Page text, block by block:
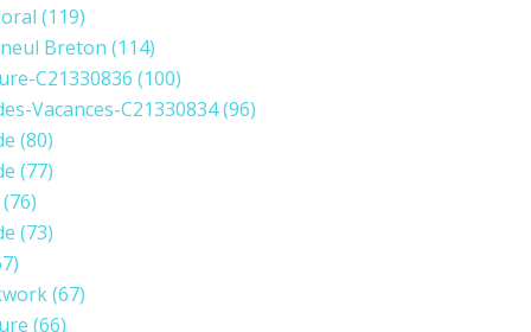
(119)
Breton (114)
C21330836 (100)
Vacances-C21330834(96)
(80)
(77)
(76)
(73)
(67)
(66)